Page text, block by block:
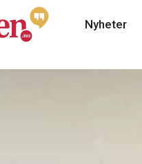
Nyheter